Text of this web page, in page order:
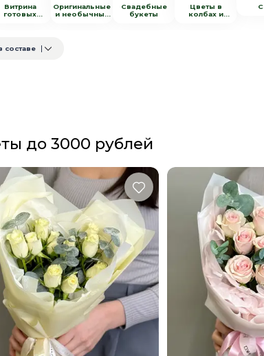
Витрина
готовых
Оригинальные
и необычные
Свадебные
букеты
Цветы в
колбах и
составе
до 3000 рублей